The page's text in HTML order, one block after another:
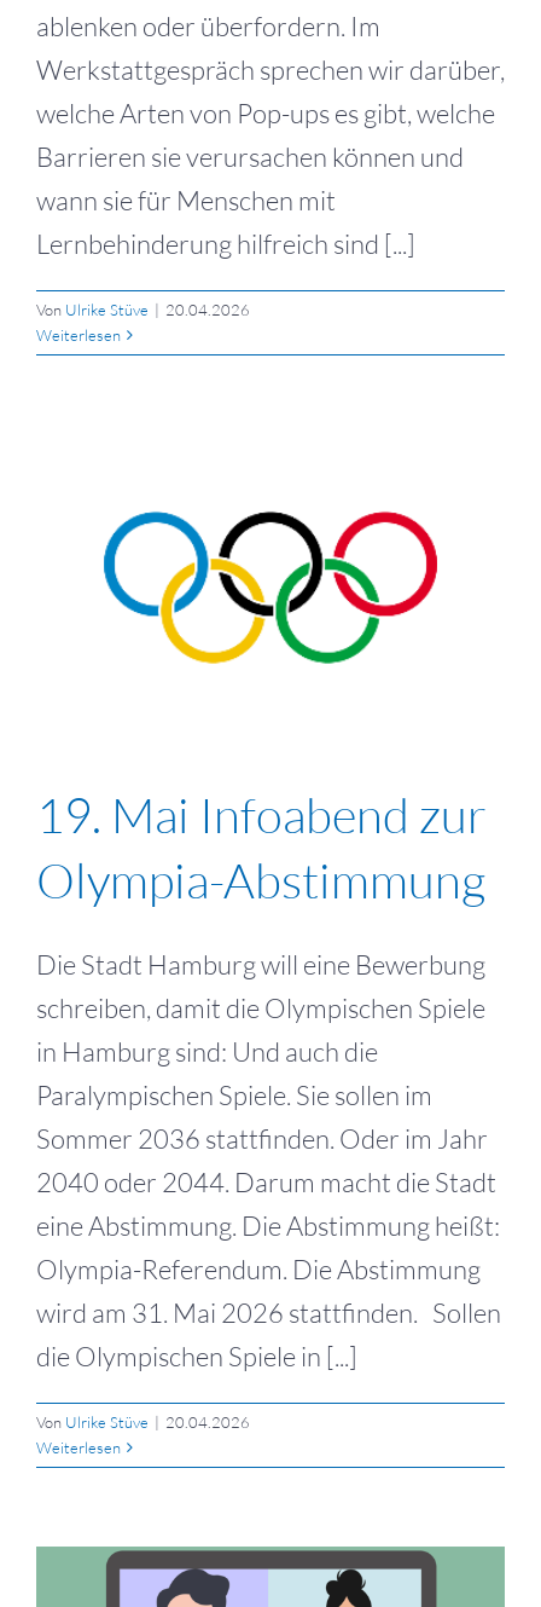
ablenken oder überfordern. Im
Werkstattgespräch sprechen wir darüber,
welche Arten von Pop-ups es gibt, welche
Barrieren sie verursachen können und
wann sie für Menschen mit
Lernbehinderung hilfreich sind [...]
Von Ulrike Stüve | 20.04.2026
Weiterlesen
19. Mai Infoabend zur
Olympia-Abstimmung
Die Stadt Hamburg will eine Bewerbung
schreiben, damit die Olympischen Spiele
in Hamburg sind: Und auch die
Paralympischen Spiele. Sie sollen im
Sommer 2036 stattfinden. Oder im Jahr
2040 oder 2044. Darum macht die Stadt
eine Abstimmung. Die Abstimmung heißt:
Olympia-Referendum. Die Abstimmung
wird am 31. Mai 2026 stattfinden. Sollen
die Olympischen Spiele in [...]
Von Ulrike Stüve | 20.04.2026
Weiterlesen